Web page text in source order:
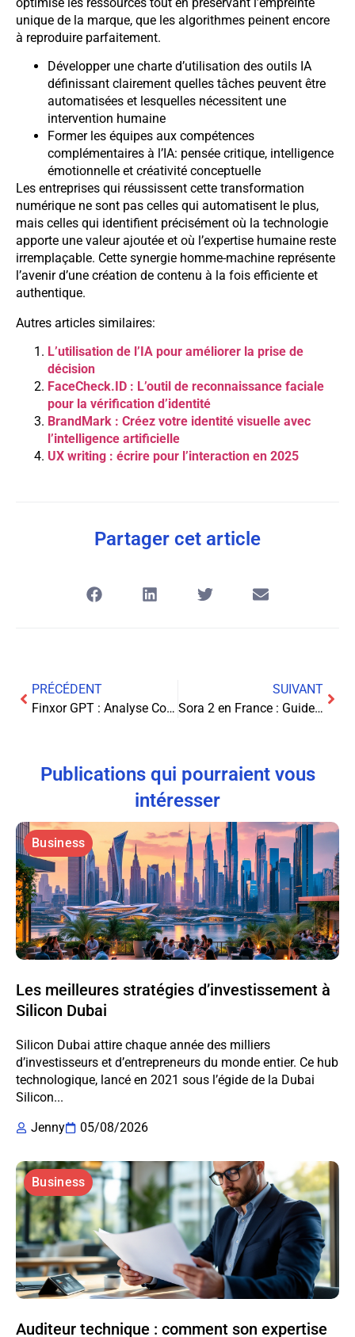
unique de la marque, que les algorithmes peinent encore
à reproduire parfaitement.
Développer une charte d’utilisation des outils IA
définissant clairement quelles tâches peuvent être
automatisées et lesquelles nécessitent une
intervention humaine
Former les équipes aux compétences
complémentaires à l’IA: pensée critique, intelligence
émotionnelle et créativité conceptuelle
Les entreprises qui réussissent cette transformation
numérique ne sont pas celles qui automatisent le plus,
mais celles qui identifient précisément où la technologie
apporte une valeur ajoutée et où l’expertise humaine reste
irremplaçable. Cette synergie homme-machine représente
l’avenir d’une création de contenu à la fois efficiente et
authentique.
Autres articles similaires:
L’utilisation de l’IA pour améliorer la prise de
décision
FaceCheck.ID : L’outil de reconnaissance faciale
pour la vérification d’identité
BrandMark : Créez votre identité visuelle avec
l’intelligence artificielle
UX writing : écrire pour l’interaction en 2025
Partager cet article
PRÉCÉDENT
Finxor GPT : Analyse Complète 2025 – Une Plateforme de Trading Légitime?
SUIVANT
Sora 2 en France : Guide complet pour contourner les restrictions géographiques
Publications qui pourraient vous
intéresser
Business
Les meilleures stratégies d’investissement à
Silicon Dubai
Silicon Dubai attire chaque année des milliers
d’investisseurs et d’entrepreneurs du monde entier. Ce hub
technologique, lancé en 2021 sous l’égide de la Dubai
Silicon...
Jenny
05/08/2026
Business
Auditeur technique : comment son expertise